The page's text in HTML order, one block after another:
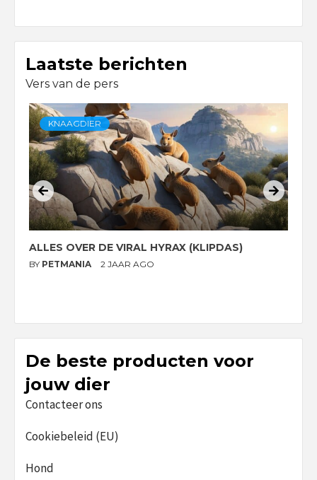
Laatste berichten
Vers van de pers
KNAAGDIER
ALLES OVER DE VIRAL HYRAX (KLIPDAS)
BY PETMANIA 2 JAAR AGO
De beste producten voor
jouw dier
Contacteer ons
Cookiebeleid (EU)
Hond